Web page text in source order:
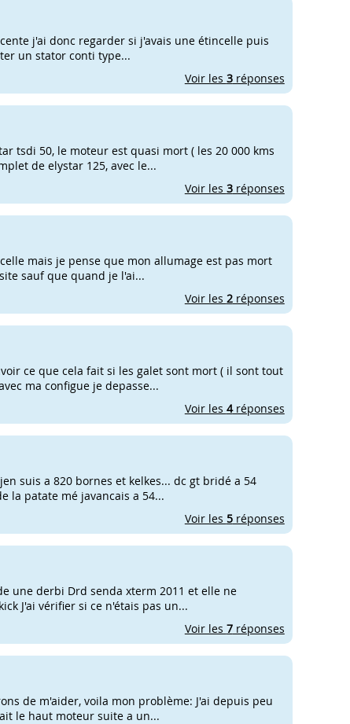
j'ai donc regarder si j'avais une étincelle puis
un stator conti type...
Voir les 3réponses
tsdi 50, le moteur est quasi mort ( les 20 000 kms
de elystar 125, avec le...
Voir les 3réponses
mais je pense que mon allumage est pas mort
sauf que quand je l'ai...
Voir les 2réponses
ce que cela fait si les galet sont mort ( il sont tout
ma configue je depasse...
Voir les 4réponses
suis a 820 bornes et kelkes... dc gt bridé a 54
la patate mé javancais a 54...
Voir les 5réponses
une derbi Drd senda xterm 2011 et elle ne
J'ai vérifier si ce n'étais pas un...
Voir les 7réponses
de m'aider, voila mon problème: J'ai depuis peu
le haut moteur suite a un...